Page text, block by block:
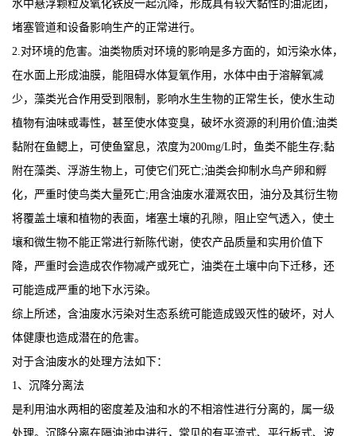
水中悬浮颗粒及氧化铁皮一起沉降，形成具有较大黏性的油泥团，
堵塞管道和设备影响生产的正常进行。
2.对环境的危害。油类物质对环境的影响是多方面的，如污染水体，
在水面上形成油膜，能阻碍水体复氧作用，水体中由于溶解氧减
少，藻类光合作用受到限制，影响水生生物的正常生长，使水生动
植物有油味或毒性，甚至使水体变臭，破坏水资源的利用价值;油类
黏附在鱼鳃上，可使鱼窒息，浓度为200mg/L时，鱼类不能生存;黏
附在藻类、浮游生物上，可使它们死亡;油类会抑制水鸟产卵和孵
化，严重时使鸟类大量死亡;用含油废水灌溉农田，油分及其衍生物
将覆盖土壤和植物的表面，堵塞土壤的孔隙，阻止空气透入，使土
壤和微生物不能正常进行新陈代谢，使农产品质量和实用价值下
降，严重时会造成农作物减产或死亡，油类在土壤中向下迁移，还
可能造成严重的地下水污染。
综上所述，含油废水污染对生态系统可能造成毁灭性的破坏，对人
体健康也造成潜在的危害。
对于含油废水的处理方法如下：
1、沉降分离法
是利用油水两相的密度差及油和水的不相溶性进行分离的，属一级
处理。沉降分离在隔油池中进行，常见的有平流式、平行板式、波